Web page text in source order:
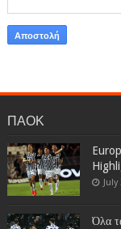
ΠΑΟΚ
Όλα